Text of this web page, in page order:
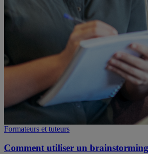
Formateurs et tuteurs
Comment utiliser un